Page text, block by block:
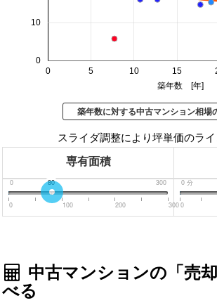
0 5 10 15
0
10
築年数 [年]
築年数に対する中古マンション相場
スライダ調整により坪単価のラ
専有面積
0 300
80
0 100 200 300
0 分
0
中古マンションの「売
べる